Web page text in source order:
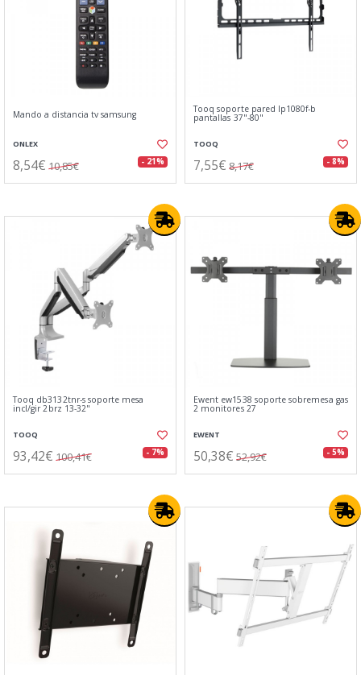
Mando a distancia tv samsung
ONLEX
8,54€ 10,85€ - 21%
Tooq soporte pared lp1080f-b
pantallas 37"-80"
TOOQ
7,55€ 8,17€ - 8%
Tooq db3132tnr-s soporte mesa
incl/gir 2brz 13-32"
TOOQ
93,42€ 100,41€ - 7%
Ewent ew1538 soporte sobremesa gas
2 monitores 27
EWENT
50,38€ 52,92€ - 5%